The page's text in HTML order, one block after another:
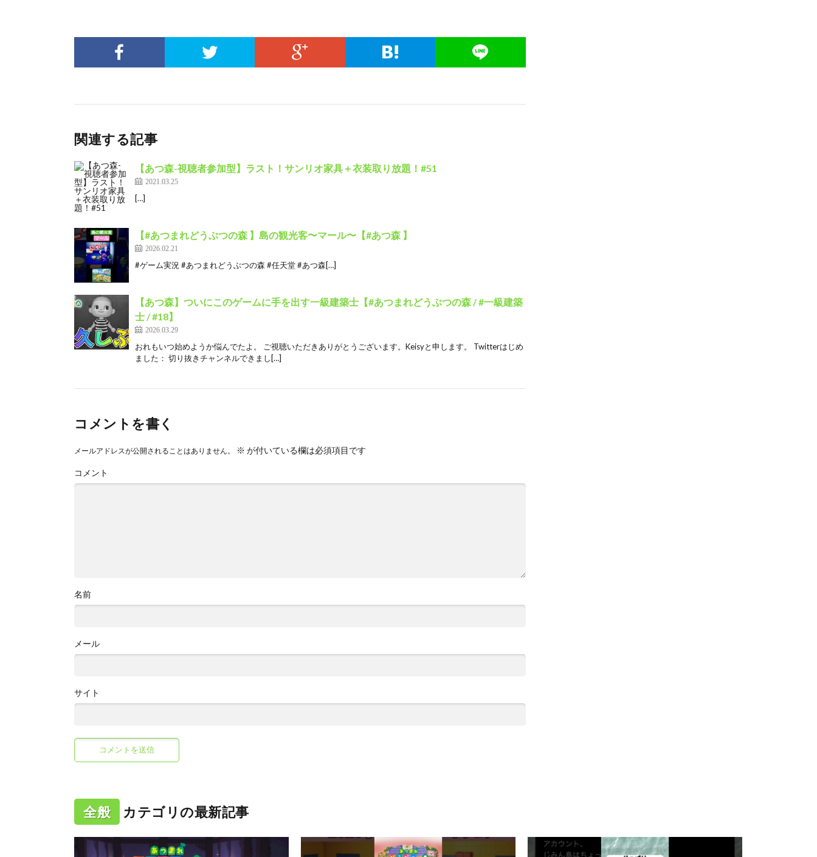
関連する記事
【あつ森-視聴者参加型】ラスト！サンリオ家具＋衣装取り放題！#51
2021.03.25
[…]
【#あつまれどうぶつの森 】島の観光客〜マール〜【#あつ森 】
2026.02.21
#ゲーム実況 #あつまれどうぶつの森 #任天堂 #あつ森[…]
【あつ森】ついにこのゲームに手を出す一級建築士【#あつまれどうぶつの森 / #一級建築
士 / #18】
2026.03.29
おれもいつ始めようか悩んでたよ。 ご視聴いただきありがとうございます。Keisyと申します。 Twitterはじめ
ました： 切り抜きチャンネルできまし[…]
コメントを書く
メールアドレスが公開されることはありません。 ※ が付いている欄は必須項目です
コメント
名前
メール
サイト
全般 カテゴリの最新記事